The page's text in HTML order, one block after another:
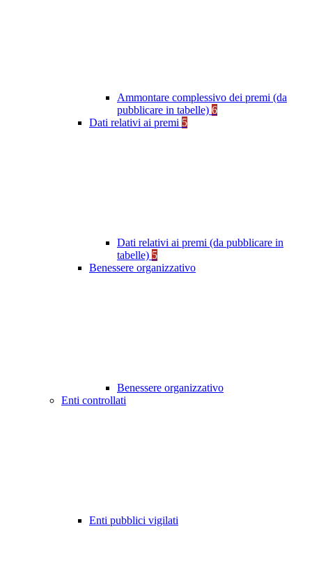
Ammontare complessivo dei premi (da
pubblicare in tabelle) 6
Dati relativi ai premi 5
Dati relativi ai premi (da pubblicare in
tabelle) 5
Benessere organizzativo
Benessere organizzativo
Enti controllati
Enti pubblici vigilati